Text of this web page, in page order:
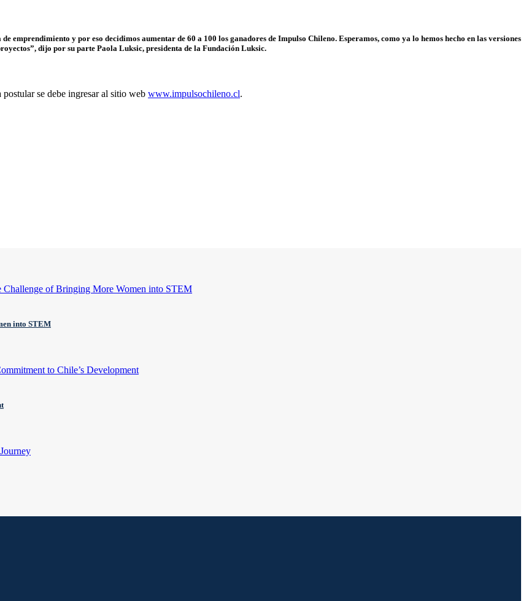
emprendimiento y por eso decidimos aumentar de 60 a 100 los ganadores de Impulso Chileno. Esperamos, como ya lo hemos hecho en las versiones
dijo por su parte Paola Luksic, presidenta de la Fundación Luksic.
se debe ingresar al sitio web www.impulsochileno.cl.
into STEM